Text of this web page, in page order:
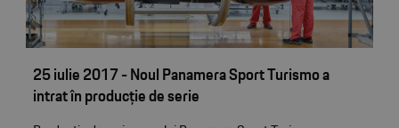
25 iulie 2017 - Noul Panamera Sport Turismo a
intrat în producție de serie